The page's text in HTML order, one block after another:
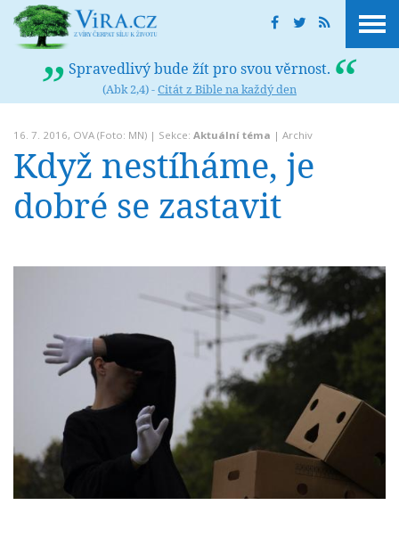
Spravedlivý bude žít pro svou věrnost.
(Abk 2,4) -Citát z Bible na každý den
16. 7. 2016, OVA (Foto: MN) | Sekce: Aktuální téma | Archiv
Když nestíháme, je
dobré se zastavit